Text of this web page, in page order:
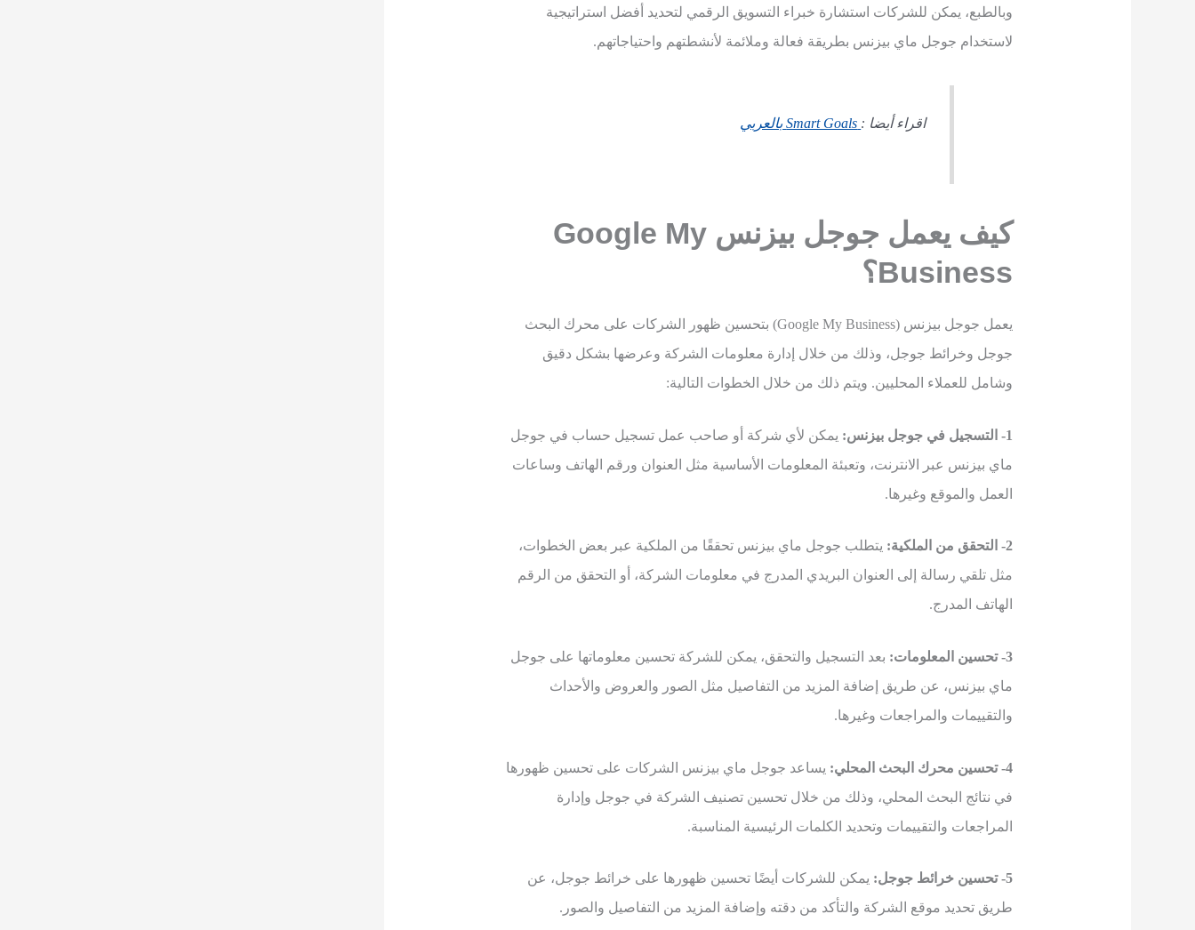
وبالطبع، يمكن للشركات استشارة خبراء التسويق الرقمي لتحديد أفضل استراتيجية
لاستخدام جوجل ماي بيزنس بطريقة فعالة وملائمة لأنشطتهم واحتياجاتهم.
اقراء أيضا :
كيف يعمل جوجل بيزنسGoogle My
Business؟
يعمل جوجل بيزنس (Google My Business) بتحسين ظهور الشركات على محرك البحث
جوجل وخرائط جوجل، وذلك من خلال إدارة معلومات الشركة وعرضها بشكل دقيق
وشامل للعملاء المحليين. ويتم ذلك من خلال الخطوات التالية:
1- التسجيل في جوجل بيزنس:
يمكن لأي شركة أو صاحب عمل تسجيل حساب في جوجل
ماي بيزنس عبر الانترنت، وتعبئة المعلومات الأساسية مثل العنوان ورقم الهاتف وساعات
العمل والموقع وغيرها.
2- التحقق من الملكية:
يتطلب جوجل ماي بيزنس تحققًا من الملكية عبر بعض الخطوات،
مثل تلقي رسالة إلى العنوان البريدي المدرج في معلومات الشركة، أو التحقق من الرقم
الهاتف المدرج.
3- تحسين المعلومات:
بعد التسجيل والتحقق، يمكن للشركة تحسين معلوماتها على جوجل
ماي بيزنس، عن طريق إضافة المزيد من التفاصيل مثل الصور والعروض والأحداث
والتقييمات والمراجعات وغيرها.
4- تحسين محرك البحث المحلي:
يساعد جوجل ماي بيزنس الشركات على تحسين ظهورها
في نتائج البحث المحلي، وذلك من خلال تحسين تصنيف الشركة في جوجل وإدارة
المراجعات والتقييمات وتحديد الكلمات الرئيسية المناسبة.
5- تحسين خرائط جوجل:
يمكن للشركات أيضًا تحسين ظهورها على خرائط جوجل، عن
طريق تحديد موقع الشركة والتأكد من دقته وإضافة المزيد من التفاصيل والصور.